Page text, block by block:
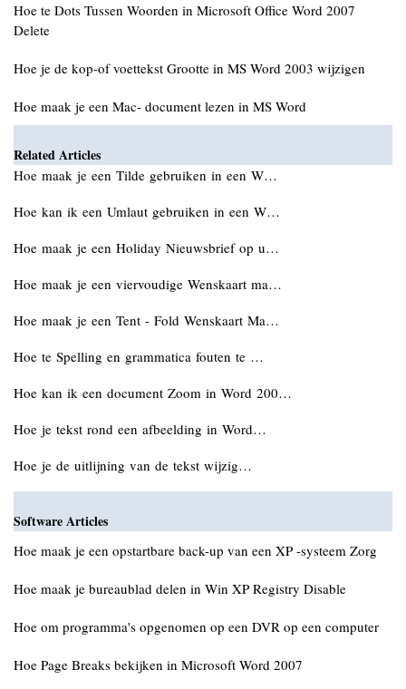
Hoe te Dots Tussen Woorden in Microsoft Office Word 2007
Delete
Hoe je de kop-of voettekst Grootte in MS Word 2003 wijzigen
Hoe maak je een Mac- document lezen in MS Word
Related Articles
Hoe maak je een Tilde gebruiken in een W…
Hoe kan ik een Umlaut gebruiken in een W…
Hoe maak je een Holiday Nieuwsbrief op u…
Hoe maak je een viervoudige Wenskaart ma…
Hoe maak je een Tent - Fold Wenskaart Ma…
Hoe te Spelling en grammatica fouten te …
Hoe kan ik een document Zoom in Word 200…
Hoe je tekst rond een afbeelding in Word…
Hoe je de uitlijning van de tekst wijzig…
Software Articles
Hoe maak je een opstartbare back-up van een XP -systeem Zorg
Hoe maak je bureaublad delen in Win XP Registry Disable
Hoe om programma's opgenomen op een DVR op een computer
Hoe Page Breaks bekijken in Microsoft Word 2007